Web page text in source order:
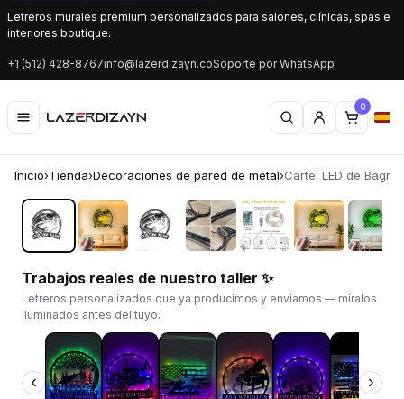
Letreros murales premium personalizados para salones, clínicas, spas e
interiores boutique.
+1 (512) 428-8767info@lazerdizayn.coSoporte por WhatsApp
0
Inicio›Tienda›Decoraciones de pared de metal›Cartel LED de Bagre
‹ ›
Trabajos reales de nuestro taller ✨
Letreros personalizados que ya producimos y enviamos — míralos
iluminados antes del tuyo.
‹ ›